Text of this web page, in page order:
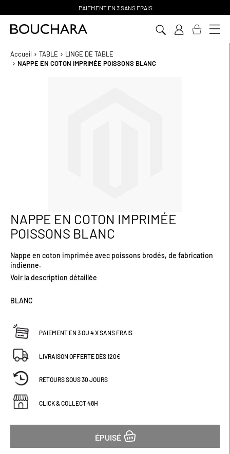
PAIEMENT EN 3 SANS FRAIS
Accueil TABLE
LINGE DE TABLE
NAPPE EN COTON IMPRIMÉE POISSONS BLANC
Passer
au
début
la
Galerie
d’images
NAPPE EN COTON IMPRIMÉE
POISSONS BLANC
Nappe en coton imprimée avec poissons brodés, de fabrication
indienne.
Voir la description détaillée
BLANC
PAIEMENT EN 3 OU 4 X SANS FRAIS
LIVRAISON OFFERTE DÈS 120€
RETOURS SOUS 30 JOURS
CLICK & COLLECT 48H
ÉPUISÉ